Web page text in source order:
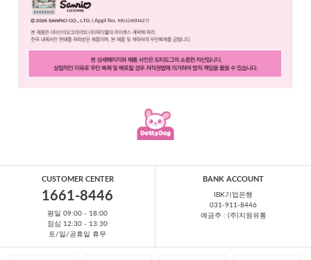
CUSTOMER CENTER
1661-8446
평일 09:00 - 18:00
점심 12:30 - 13:30
토/일/공휴일 휴무
BANK ACCOUNT
IBK기업은행
031-911-8446
예금주 : (주)지원유통